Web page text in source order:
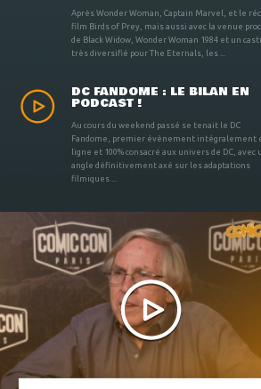
Après Wonder Woman, Captain Marvel, et le
film Birds of Prey, mais aussi avec la venue
de Black Widow, Wonder Woman 1984 et un
très diversifié pour The Eternals, les ...
DC FANDOME : LE BILAN EN
PODCAST !
Au cours du weekend passé se tenait le DC
Fandome, premier évènement intégralement
ligne et 100% consacré aux univers de DC, avec
angle définitivement axé sur les adaptations
filmiques ...